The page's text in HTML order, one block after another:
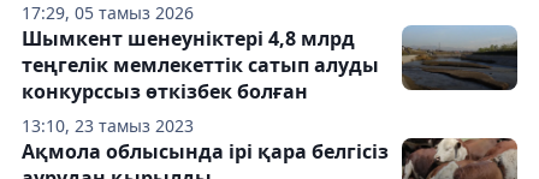
17:29, 05 тамыз 2026
13:10, 23 тамыз 2023
Шымкент шенеуніктері 4,8 млрд
теңгелік мемлекеттік сатып алуды
конкурссыз өткізбек болған
Ақмола облысында ірі қара белгісіз